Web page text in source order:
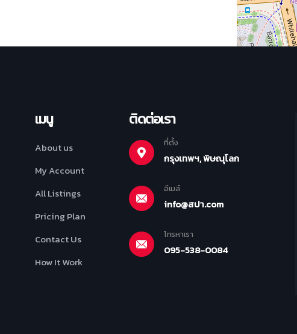
เมนู
About us
My Account
All Listings
Pricing Plan
Contact Us
How It Work
ติดต่อเรา
ที่ตั้ง
กรุงเทพฯ, พิษณุโลก
อีเมล์
info@สปา.com
โทรหาเรา
095-538-0084